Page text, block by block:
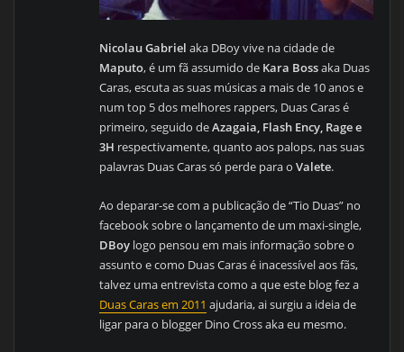
Nicolau Gabriel aka DBoy vive na cidade de
Maputo, é um fã assumido de Kara Bossaka Duas
Caras, escuta as suas músicas a mais de 10 anos e
num top 5 dos melhores rappers, Duas Caras é
primeiro, seguido deAzagaia, Flash Ency, Rage e
3H respectivamente, quanto aos palops, nas suas
palavras Duas Caras só perde para oValete.
Ao deparar-se com a publicação de “Tio Duas” no
facebook sobre o lançamento de um maxi-single,
DBoy logo pensou em mais informação sobre o
assunto e como Duas Caras é inacessível aos fãs,
talvez uma entrevista como a que este blog fez a
Duas Caras em 2011 ajudaria, ai surgiu a ideia de
ligar para o blogger Dino Cross aka eu mesmo.